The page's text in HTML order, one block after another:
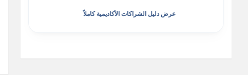
عرض دليل الشراكات الأكاديمية كاملاً